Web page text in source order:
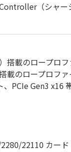
（シャ
搭載のロープロ
載のロープロフ
、PCIe Gen3
22110 カード